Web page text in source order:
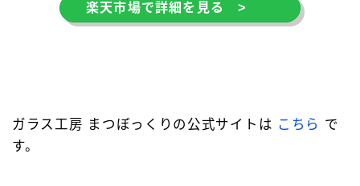
楽天市場で詳細を見る >
ガラス工房 まつぼっくりの公式サイトは こちら
で
す。